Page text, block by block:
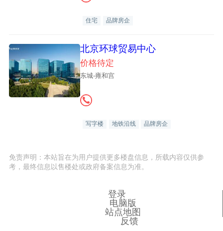
住宅 品牌房企
北京环球贸易中心
价格待定
东城-雍和宫
写字楼 地铁沿线 品牌房企
免责声明：本站旨在为用户提供更多楼盘信息，所载内容仅供参
考，最终信息以售楼处或政府备案信息为准。
登录
电脑版
站点地图
反馈